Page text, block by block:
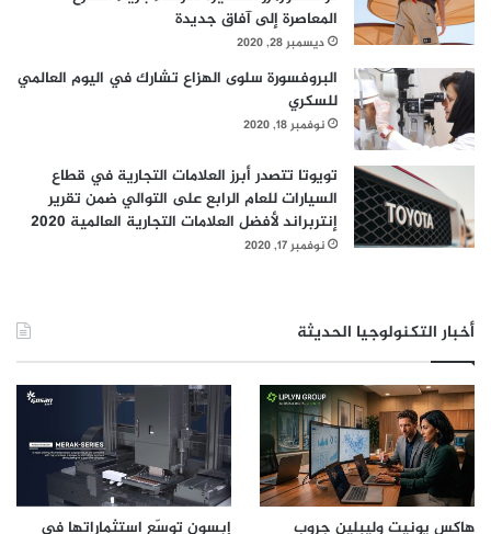
المعاصرة إلى آفاق جديدة
ديسمبر 28, 2020
البروفسورة سلوى الهزاع تشارك في اليوم العالمي
للسكري
نوفمبر 18, 2020
تويوتا تتصدر أبرز العلامات التجارية في قطاع
السيارات للعام الرابع على التوالي ضمن تقرير
إنتربراند لأفضل العلامات التجارية العالمية 2020
نوفمبر 17, 2020
أخبار التكنولوجيا الحديثة
هاكس يونيت وليبلين جروب
إبسون توسّع استثماراتها في